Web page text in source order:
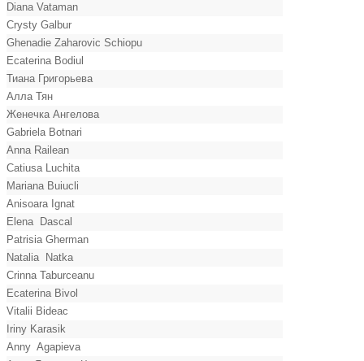
Diana Vataman
Crysty Galbur
Ghenadie Zaharovic Schiopu
Ecaterina Bodiul
Тиана Григорьева
Алла Тян
Женечка Ангелова
Gabriela Botnari
Anna Railean
Catiusa Luchita
Mariana Buiucli
Anisoara Ignat
Elena Dascal
Patrisia Gherman
Natalia Natka
Crinna Taburceanu
Ecaterina Bivol
Vitalii Bideac
Iriny Karasik
Anny Agapieva